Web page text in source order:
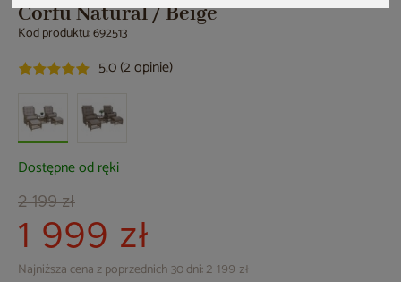
Corfu Natural / Beige
Kod produktu: 692513
5,0 (2 opinie)
Dostępne od ręki
2 199 zł
1 999 zł
Najniższa cena z poprzednich 30 dni: 2 199 zł